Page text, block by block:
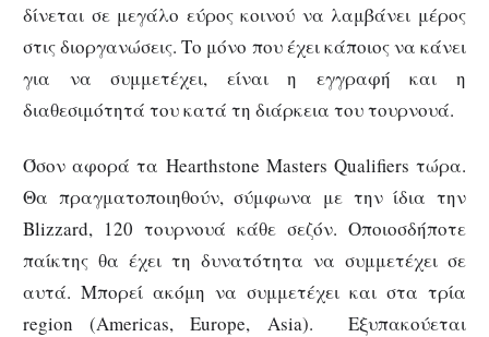
δίνεται σε μεγάλο εύρος κοινού να λαμβάνει μέρος
στις διοργανώσεις. Το μόνο που έχει κάποιος να κάνει
για να συμμετέχει, είναι η εγγραφή και η
διαθεσιμότητά του κατά τη διάρκεια του τουρνουά.
Όσον αφορά τα Hearthstone Masters Qualifiers τώρα.
Θα πραγματοποιηθούν, σύμφωνα με την ίδια την
Blizzard, 120 τουρνουά κάθε σεζόν. Οποιοσδήποτε
παίκτης θα έχει τη δυνατότητα να συμμετέχει σε
αυτά. Μπορεί ακόμη να συμμετέχει και στα τρία
region (Americas, Europe, Asia). Εξυπακούεται